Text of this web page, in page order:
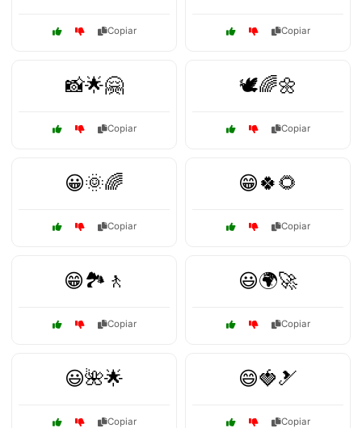
Copiar Copiar
📸🌟🤗
Copiar
🕊️🌈🌼
Copiar
😀🌞🌈
Copiar
😁🍀🌻
Copiar
😁🏞️🚶
Copiar
😃🌍🚀
Copiar
😃🌺🌟
Copiar
😄🍓🎿
Copiar